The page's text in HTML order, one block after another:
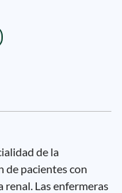
de la
de pacientes con
Las enfermeras